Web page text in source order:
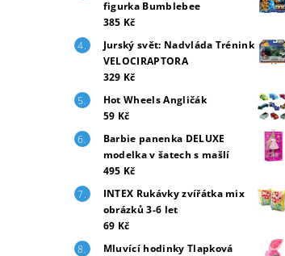
figurka Bumblebee
385 Kč
Jurský svět: Nadvláda Trénink
VELOCIRAPTORA
329 Kč
Hot Wheels Angličák
59 Kč
Barbie panenka DELUXE
modelka v šatech s mašlí
495 Kč
INTEX Rukávky zvířátka mix
obrázků 3-6 let
69 Kč
Mluvící hodinky Tlapková